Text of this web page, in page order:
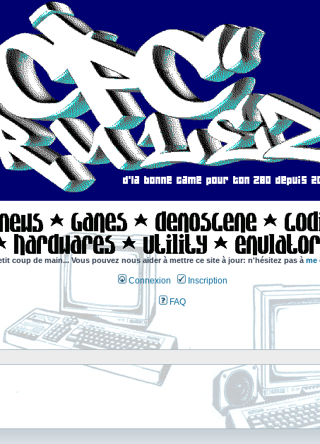
coup de main... Vous pouvez nous aider à mettre ce site à jour: n'hésitez pas à me
Connexion Inscription
FAQ